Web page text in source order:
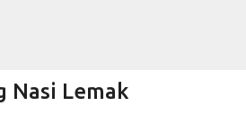
Nasi Lemak